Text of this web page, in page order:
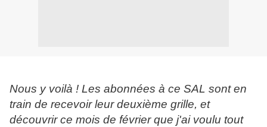
Nous y voilà ! Les abonnées à ce SAL sont en
train de recevoir leur deuxième grille, et
découvrir ce mois de février que j'ai voulu tout